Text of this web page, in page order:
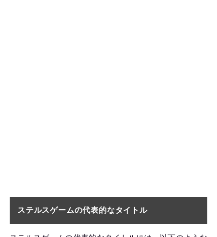
ステルスゲームの代表的なタイトル